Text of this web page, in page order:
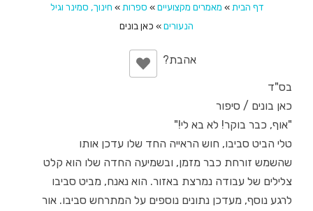
דף הבית » מאמרים מקצועיים» ספרות » חינוך, סמינר וגיל
הנעורים» כאן בונים
בס"ד
כאן בונים / סיפור
"אוף, כבר בוקר! לא בא לי!"
טלי הביט סביבו, חוש הראייה החד שלו עדכן אותו
שהשמש זורחת כבר מזמן, ובשמיעה החדה שלו הוא קלט
צלילים של עבודה נמרצת באזור. הוא נאנח, מביט סביבו
לרגע נוסף, מעדכן נתונים נוספים על המתרחש סביבו. אור